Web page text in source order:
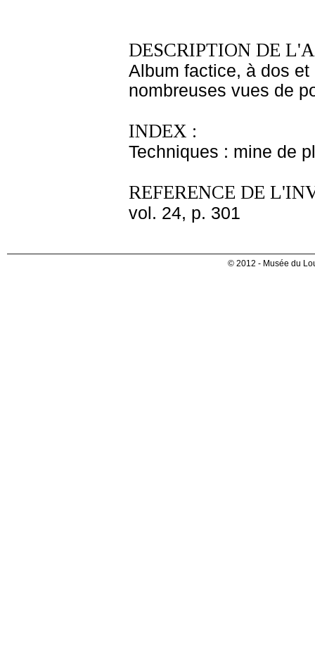
DESCRIPTION DE
Album factice, à dos
nombreuses vues de
INDEX :
Techniques : mine de
REFERENCE DE
vol. 24, p. 301
© 2012 - Musée du